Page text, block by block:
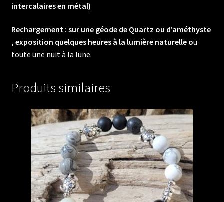
intercalaires en métal)
Rechargement : sur une géode de Quartz ou d’améthyste
, exposition quelques heures à la lumière naturelle ou
toute une nuit à la lune.
Produits similaires